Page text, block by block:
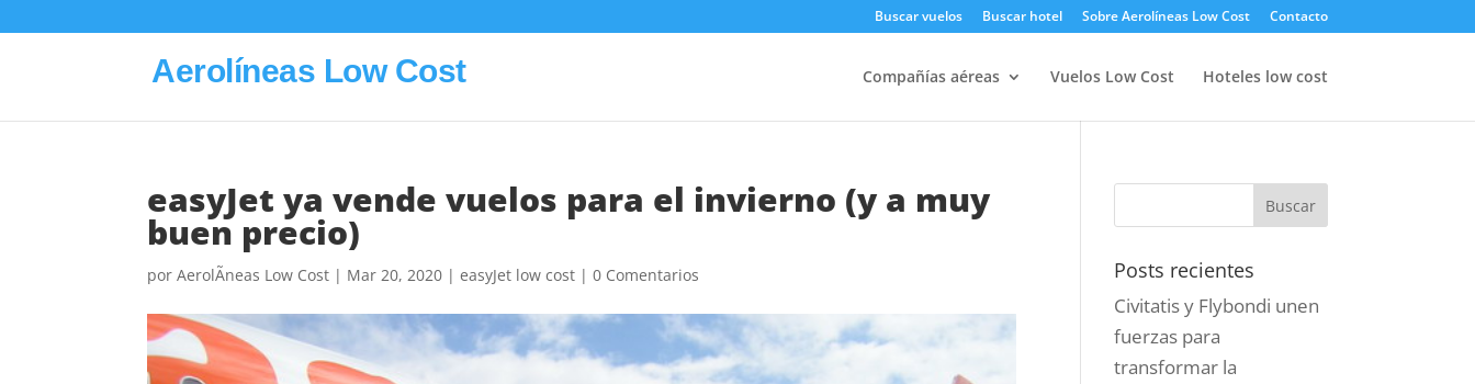
Buscar vuelos Buscar hotel Sobre Aerolíneas Low Cost Contacto
Aerolíneas Low Cost Compañías aéreas Vuelos Low Cost Hoteles low cost
easyJet ya vende vuelos para el invierno (y a muy
buen precio)
porAerolÃ­neas Low Cost | Mar 20, 2020 |easyJet low cost |0 Comentarios Posts recientes
Civitatis y Flybondi unen
fuerzas para
transformar la